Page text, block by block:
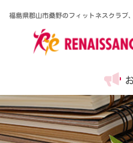
福島県郡山市桑野のフィットネスクラブ